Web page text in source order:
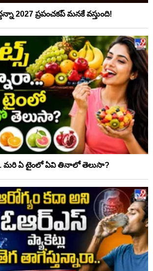
2027 ప్రపంచకప్‌ మనకే వస్తుంది!
మరి ఏ టైంలో ఏవి తినాలో తెలుసా?